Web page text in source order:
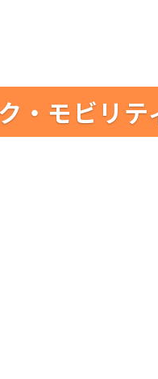
・モビリ